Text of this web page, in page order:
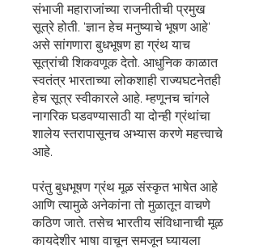
संभाजी महाराजांच्या राजनीतीची प्रमुख
सूत्रे होती. 'ज्ञान हेच मनुष्याचे भूषण आहे'
असे सांगणारा बुधभूषण हा ग्रंथ याच
सूत्रांची शिकवणूक देतो. आधुनिक काळात
स्वतंत्र भारताच्या लोकशाही राज्यघटनेतही
हेच सूत्र स्वीकारले आहे. म्हणूनच चांगले
नागरिक घडवण्यासाठी या दोन्ही ग्रंथांचा
शालेय स्तरापासूनच अभ्यास करणे महत्त्वाचे
आहे.
परंतु बुधभूषण ग्रंथ मूळ संस्कृत भाषेत आहे
आणि त्यामुळे अनेकांना तो मुळातून वाचणे
कठिण जाते. तसेच भारतीय संविधानाची मूळ
कायदेशीर भाषा वाचून समजून घ्यायला